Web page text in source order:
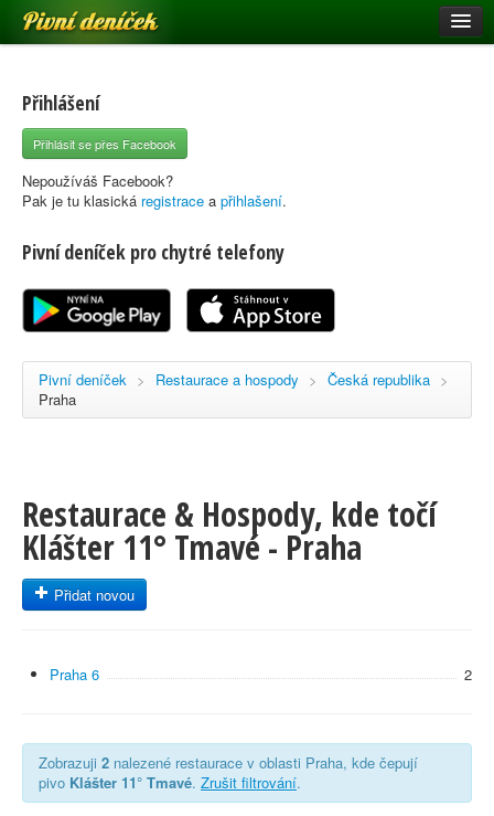
Pivní deníček
Pivní mapa
Pivní značky
Nápověda
Registrace
Přihlášení
Přihlásit se přes Facebook
Nepoužíváš Facebook?
Pak je tu klasická registrace a přihlašení.
Pivní deníček pro chytré telefony
Pivní deníček > Restaurace a hospody > Česká republika >
Praha
Restaurace & Hospody, kde točí
Klášter 11° Tmavé - Praha
Přidat novou
Praha 6 2
Zobrazuji 2 nalezené restaurace v oblasti Praha, kde čepují
pivo Klášter 11° Tmavé. Zrušit filtrování.